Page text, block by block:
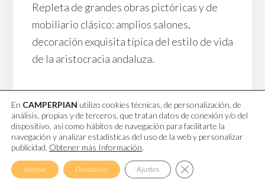
Repleta de grandes obras pictóricas y de
mobiliario clásico: amplios salones,
decoración exquisita típica del estilo de vida
de la aristocracia andaluza.
D
.
J
o
sé
En CAMPERPIAN utilizo cookies técnicas, de personalización, de
análisis, propias y de terceros, que tratan datos de conexión y/o del
dispositivo, así como hábitos de navegación para facilitarte la
navegación y analizar estadísticas del uso de la web y personalizar
publicidad. Obtener más Información.
Aceptar Desactivar Ajustes CERRAR EL